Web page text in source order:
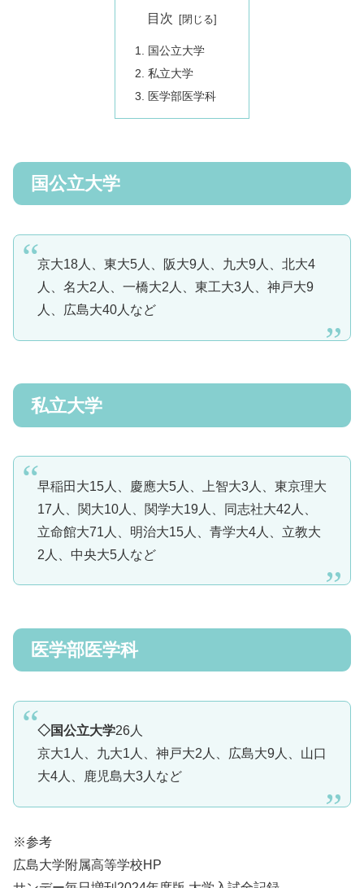
目次
国公立大学
私立大学
医学部医学科
国公立大学
京大18人、東大5人、阪大9人、九大9人、北大4
人、名大2人、一橋大2人、東工大3人、神戸大9
人、広島大40人など
私立大学
早稲田大15人、慶應大5人、上智大3人、東京理大
17人、関大10人、関学大19人、同志社大42人、
立命館大71人、明治大15人、青学大4人、立教大
2人、中央大5人など
医学部医学科
◇国公立大学26人
京大1人、九大1人、神戸大2人、広島大9人、山口
大4人、鹿児島大3人など
※参考
広島大学附属高等学校HP